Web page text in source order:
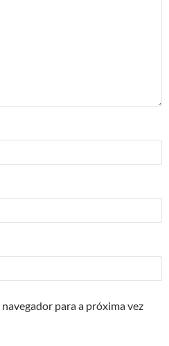
para a próxima vez